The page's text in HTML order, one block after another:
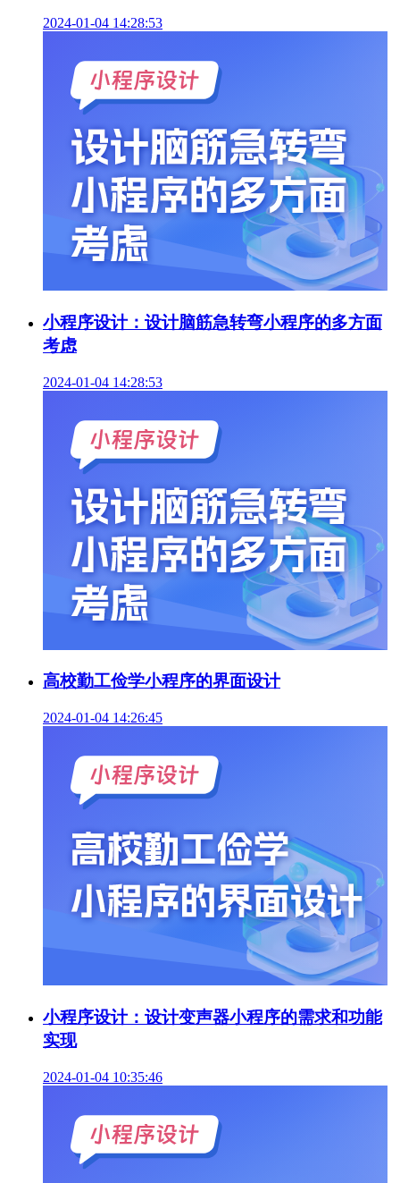
2024-01-04 14:28:53
小程序设计：设计脑筋急转弯小程序的多方面
考虑
2024-01-04 14:28:53
高校勤工俭学小程序的界面设计
2024-01-04 14:26:45
小程序设计：设计变声器小程序的需求和功能
实现
2024-01-04 10:35:46